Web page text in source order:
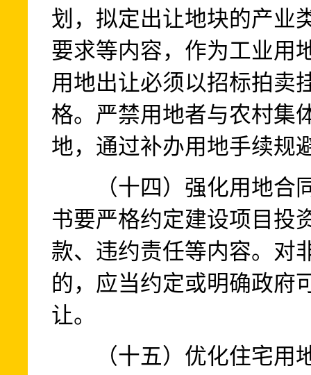
划，拟定出让地块的产业
要求等内容，作为工业用
用地出让必须以招标拍卖
格。严禁用地者与农村集
地，通过补办用地手续规
（十四）强化用地合同
书要严格约定建设项目投
款、违约责任等内容。对
的，应当约定或明确政府
让。
（十五）优化住宅用地